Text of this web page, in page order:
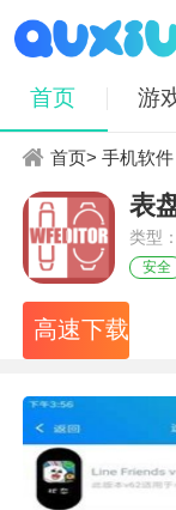
首页 游
首页>手机软件
表
类型
安全
高速下载